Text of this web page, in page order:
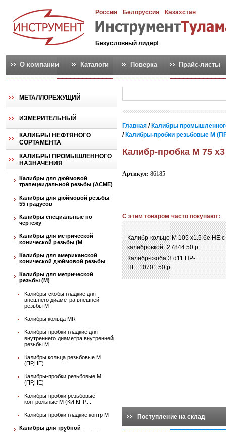
Россия Белоруссия Казахстан
Безусловный лидер!
О компании Каталоги Поверка Прайс-листы
МЕТАЛЛОРЕЖУЩИЙ
ИЗМЕРИТЕЛЬНЫЙ
КАЛИБРЫ НЕФТЯНОГО
СОРТАМЕНТА
КАЛИБРЫ ПРОМЫШЛЕННОГО
НАЗНАЧЕНИЯ
Калибры для дюймовой
трапецеидальной резьбы (АСМЕ)
Калибры для дюймовой резьбы
55 градусов
Калибры специальные по
чертежу
Калибры для метрической
конической резьбы (М
Калибры для американской
конической дюймовой резьбы
Калибры для метрической
резьбы (М)
Калибры-скобы гладкие для
внешнего диаметра внешней
резьбы М
Калибры кольца MR
Калибры-пробки гладкие для
внутреннего диаметра внутренней
резьбы М
Калибры кольца резьбовые М
(ПР,НЕ)
Калибры-пробки резьбовые М
(ПР,НЕ)
Калибры-пробки резьбовые
контрольные М (КИ,КПР,...
Калибры-пробки гладкие контр М
Калибры для трубной
Главная / Калибры
/ Калибры-пробки резьбовые М
Калибр-пробка М 75
Артикул: 86185
С этим товаром часто покупают:
Калибр-кольцо М 105 х1.5 6e НЕ с
калибровкой 27844.50 р.
Калибр-скоба 3 d11 ПР-
НЕ 10701.50 р.
Поступление на склад